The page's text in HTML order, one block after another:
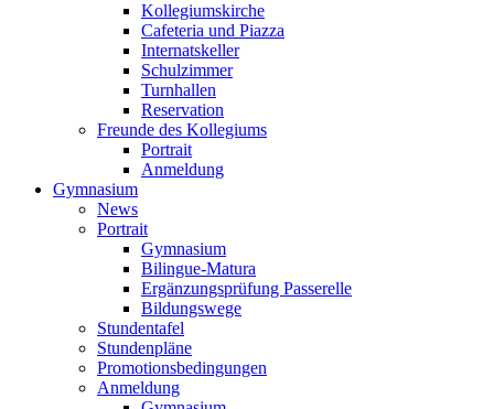
Kollegiumskirche
Cafeteria und Piazza
Internatskeller
Schulzimmer
Turnhallen
Reservation
Freunde des Kollegiums
Portrait
Anmeldung
Gymnasium
News
Portrait
Gymnasium
Bilingue-Matura
Ergänzungsprüfung Passerelle
Bildungswege
Stundentafel
Stundenpläne
Promotionsbedingungen
Anmeldung